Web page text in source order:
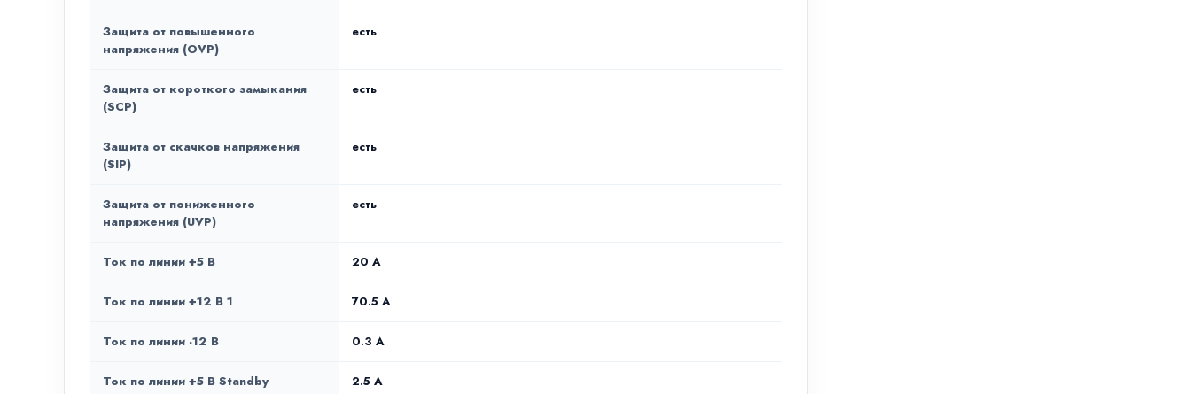
Защита от повышенного
напряжения (OVP)
есть
Защита от короткого замыкания
(SCP)
есть
Защита от скачков напряжения
(SIP)
есть
Защита от пониженного
напряжения (UVP)
есть
Ток по линии +5 В 20 A
Ток по линии +12 В 1 70.5 A
Ток по линии -12 В 0.3 А
Ток по линии +5 В Standby 2.5 А